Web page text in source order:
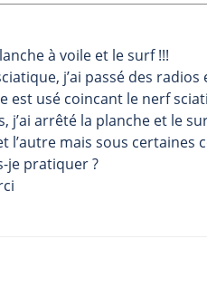
à voile et le surf !!!
j’ai passé des
est usé coincant le nerf
j’ai arrêté la planche et le
l’autre mais sous
je pratiquer ?